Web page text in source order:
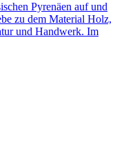
Pyrenäen auf und
zu dem Material Holz,
und Handwerk. Im